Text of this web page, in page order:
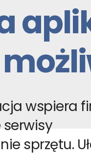
wspiera
sprzętu.